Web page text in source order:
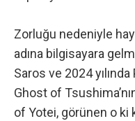
Zorluğu nedeniyle
adına bilgisayara
Saros ve 2024 yılında
Ghost of
of Yotei, görünen o ki